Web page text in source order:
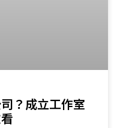
？成立工作室